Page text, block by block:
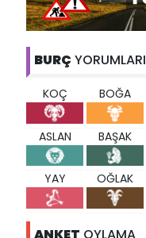
BURÇ YORUMLARI
KOÇ BOĞA
ASLAN BAŞAK
YAY OĞLAK
ANKET OYLAMA